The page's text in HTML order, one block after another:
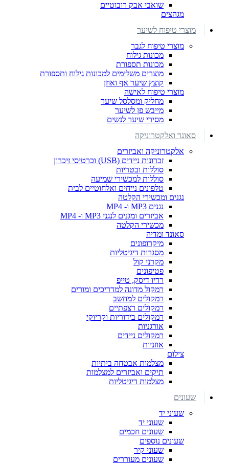
שואבי אבק רובוטיים
מגהצים
מוצרי טיפוח לשיער
מוצרי טיפוח לגבר
מכונות גילוח
מכונות תספורת
מוצרים משלימים למכונות גילוח ותספורת
קוצץ שיער אף ואוזן
מוצרי טיפוח לאישה
מחליק ומסלסל שיער
מייבש פן לשיער
מסירי שיער לנשים
סאונד ואלקטרוניקה
אלקטרוניקה ואביזרים
זכרונות ניידים (USB) וכרטיסי זיכרון
סוללות ובטריות
סוללות למכשירי שמיעה
טלפונים נייחים ואלחוטיים לבית
נגנים ומכשירי הקלטה
נגנים MP3 ו- MP4
אביזרים ומגנים לנגני MP3 ו- MP4
מכשירי הקלטה
סאונד ומדיה
מיקרופונים
מסגרות דיגיטליות
מקרני קול
פטיפונים
רדיו דיסק, טייפ
רמקול מדונה למדריכים ומורים
רמקולים למחשב
רמקולים רצפתיים
רמקולים בידוריות וקריוקי
אורגניות
רמקולים ניידים
אוזניות
צילום
מצלמות אבטחה ביתיות
תיקים ואביזרים למצלמות
מצלמות דיגיטליות
שעונים
שעוני יד
שעוני יד
שעונים חכמים
שעונים נוספים
שעוני קיר
שעונים מעוררים